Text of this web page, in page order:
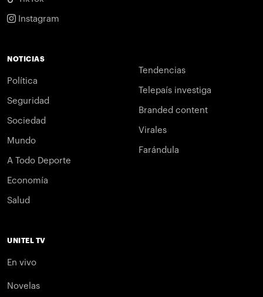
Instagram
NOTICIAS
Política
Seguridad
Sociedad
Mundo
A Todo Deporte
Economía
Salud
Tendencias
Telepaís investiga
Branded content
Virales
Farándula
UNITEL TV
En vivo
Novelas